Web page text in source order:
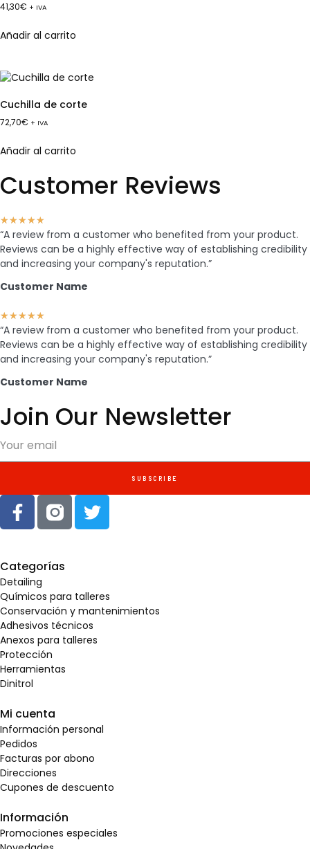
41,30€ + IVA
Añadir al carrito
Cuchilla de corte
72,70€ + IVA
Añadir al carrito
Customer Reviews
★★★★★
“A review from a customer who benefited from your product.
Reviews can be a highly effective way of establishing credibility
and increasing your company's reputation.”
Customer Name
★★★★★
“A review from a customer who benefited from your product.
Reviews can be a highly effective way of establishing credibility
and increasing your company's reputation.”
Customer Name
Join Our Newsletter
SUBSCRIBE
Categorías
Detailing
Químicos para talleres
Conservación y mantenimientos
Adhesivos técnicos
Anexos para talleres
Protección
Herramientas
Dinitrol
Mi cuenta
Información personal
Pedidos
Facturas por abono
Direcciones
Cupones de descuento
Información
Promociones especiales